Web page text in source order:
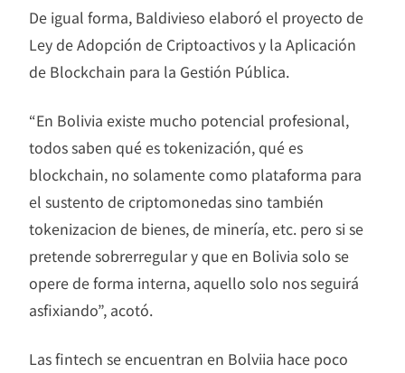
De igual forma, Baldivieso elaboró el proyecto de
Ley de Adopción de Criptoactivos y la Aplicación
de Blockchain para la Gestión Pública.
“En Bolivia existe mucho potencial profesional,
todos saben qué es tokenización, qué es
blockchain, no solamente como plataforma para
el sustento de criptomonedas sino también
tokenizacion de bienes, de minería, etc. pero si se
pretende sobrerregular y que en Bolivia solo se
opere de forma interna, aquello solo nos seguirá
asfixiando”, acotó.
Las fintech se encuentran en Bolviia hace poco